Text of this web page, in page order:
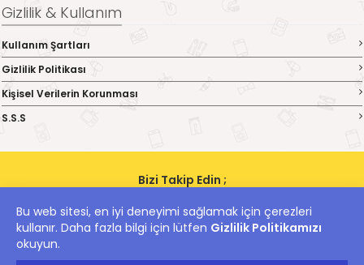
Gizlilik & Kullanım
Kullanım Şartları
Gizlilik Politikası
Kişisel Verilerin Korunması
S.S.S
Bizi Takip Edin ;
hanii.net Yer Alan Kullanıcıların Oluşturduğu Tüm İçerik, Görüş Ve Bilgilerin
Doğruluğu, Eksiksiz Ve Değişmez Olduğu, Yayınlanması İle İlgili Yasal
Yükümlülükler İçeriği Oluşturan Kullanıcıya Aittir.Bu İçeriğin, Görüş Ve Bilgilerin
Bu web sitesi, en iyi deneyimi sağlamak için çerezleri
kullanır. Daha fazla bilgi için lütfen Gizlilik Politikamızı
okuyun.